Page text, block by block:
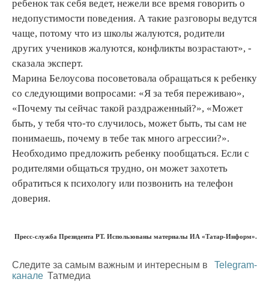
ребенок так себя ведет, нежели все время говорить о
недопустимости поведения. А такие разговоры ведутся
чаще, потому что из школы жалуются, родители
других учеников жалуются, конфликты возрастают», -
сказала эксперт.
Марина Белоусова посоветовала обращаться к ребенку
со следующими вопросами: «Я за тебя переживаю»,
«Почему ты сейчас такой раздраженный?», «Может
быть, у тебя что-то случилось, может быть, ты сам не
понимаешь, почему в тебе так много агрессии?».
Необходимо предложить ребенку пообщаться. Если с
родителями общаться трудно, он может захотеть
обратиться к психологу или позвонить на телефон
доверия.
Пресс-служба Президента РТ. Использованы материалы ИА «Татар-Информ».
Следите за самым важным и интересным в
Telegram-
канале Татмедиа